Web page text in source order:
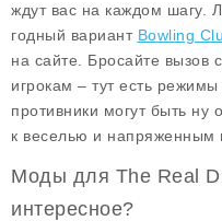
ждут вас на каждом шагу.
годный вариант Bowling
на сайте. Бросайте вызов
игрокам – тут есть
противники могут быть ну
к веселью и напряженным
Моды для The Real
интересное?